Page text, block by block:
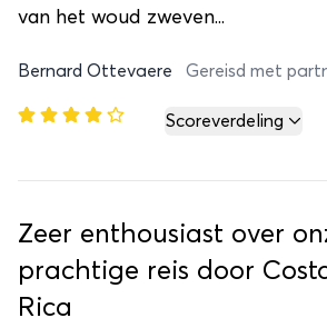
van het woud zweven...
Bernard Ottevaere Gereisd met
Scoreverdeling
Zeer enthousiast over
prachtige reis door
Rica